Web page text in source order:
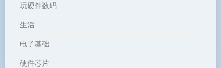
玩硬件数码
生活
电子基础
硬件芯片